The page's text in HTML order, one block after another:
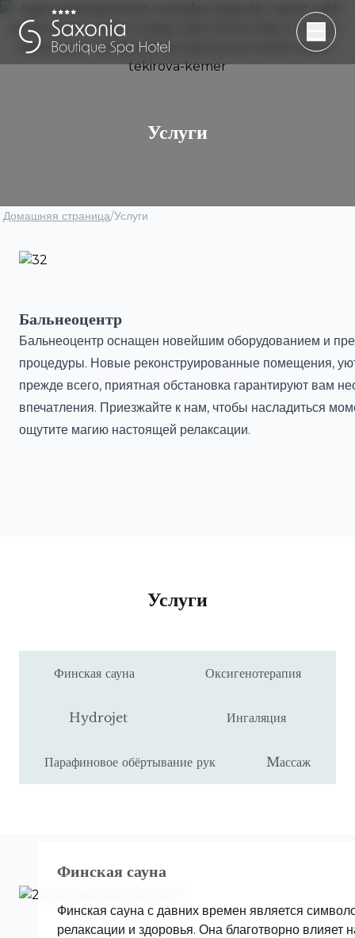
Услуги
Домашняя страница/Услуги
Бальнеоцентр
Бальнеоцентр оснащен новейшим оборудованием и
процедуры. Новые реконструированные помещения,
прежде всего, приятная обстановка гарантируют вам
впечатления. Приезжайте к нам, чтобы насладиться
ощутите магию настоящей релаксации.
Услуги
Финская сауна Оксигенотерапия
Hydrojet Ингаляция
Парафиновое обёртывание рук Mассаж
Финская сауна
Финская сауна с давних времен является
релаксации и здоровья. Она благотворно влияет